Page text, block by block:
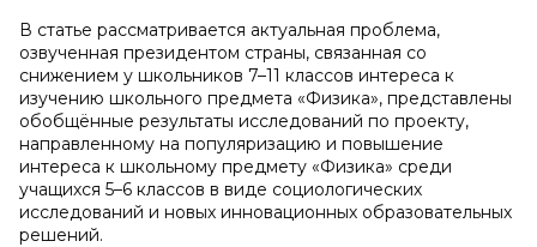
В статье рассматривается актуальная проблема,
озвученная президентом страны, связанная со
снижением у школьников 7–11 классов интереса к
изучению школьного предмета «Физика», представлены
обобщённые результаты исследований по проекту,
направленному на популяризацию и повышение
интереса к школьному предмету «Физика» среди
учащихся 5–6 классов в виде социологических
исследований и новых инновационных образовательных
решений.